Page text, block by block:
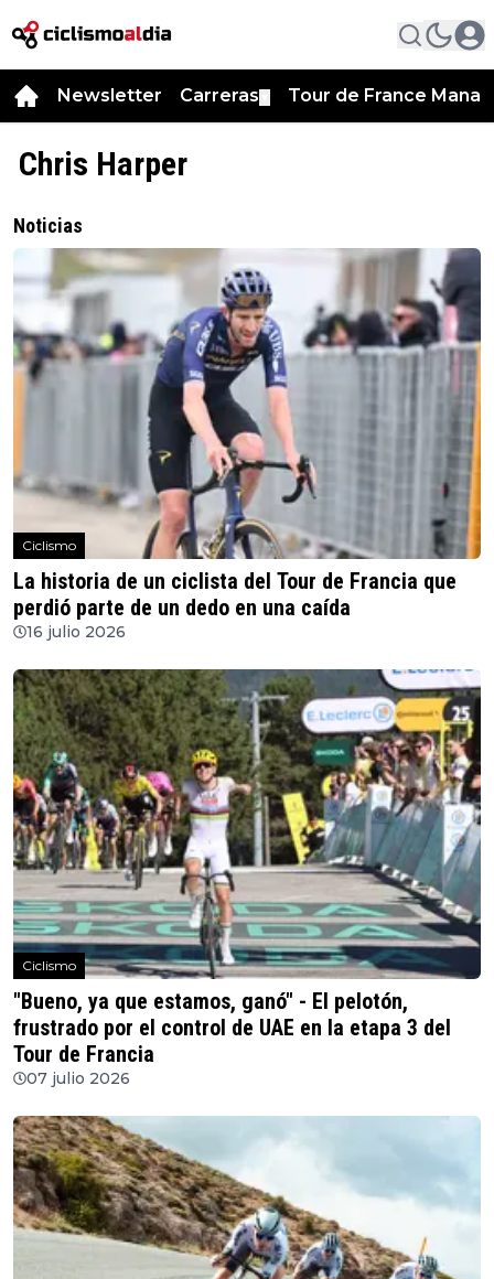
Newsletter Carreras Tour de France
Chris Harper
Noticias
Ciclismo
La historia de un ciclista del Tour de Francia que
perdió parte de un dedo en una caída
16 julio 2026
Ciclismo
"Bueno, ya que estamos, ganó" - El pelotón,
frustrado por el control de UAE en la etapa 3 del
Tour de Francia
07 julio 2026